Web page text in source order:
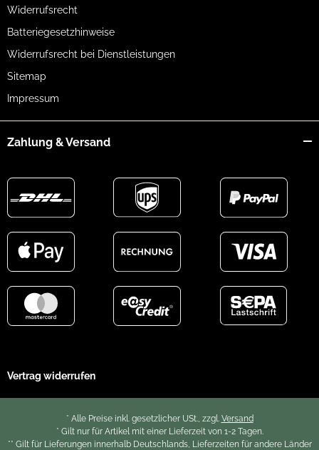
Widerrufsrecht
Batteriegesetzhinweise
Widerrufsrecht bei Dienstleistungen
Sitemap
Impressum
Zahlung & Versand
Vertrag widerrufen
* Alle Preise inkl. gesetzlicher USt., zzgl. Versand
* Gilt nur für Artikel mit einer Lieferzeit von 1-2 Tagen.
** Gilt für Lieferungen innerhalb Deutschlands, Lieferzeiten für andere Länder